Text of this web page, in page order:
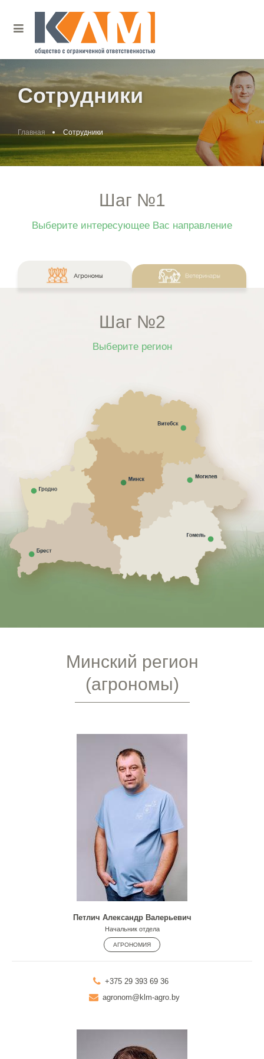
Сотрудники
Главная Сотрудники
Шаг №1
Выберите интересующее Вас направление
Шаг №2
Выберите регион
Минский регион
(агрономы)
Петлич Александр Валерьевич
Начальник отдела
АГРОНОМИЯ
+375 29 393 69 36
agronom@klm-agro.by